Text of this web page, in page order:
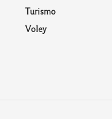
Turismo
Voley